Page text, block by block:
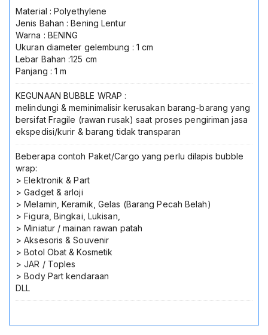
Material : Polyethylene
Jenis Bahan : Bening Lentur
Warna : BENING
Ukuran diameter gelembung : 1 cm
Lebar Bahan :125 cm
Panjang : 1 m
KEGUNAAN BUBBLE WRAP :
melindungi & meminimalisir kerusakan barang-barang yang
bersifat Fragile (rawan rusak) saat proses pengiriman jasa
ekspedisi/kurir & barang tidak transparan
Beberapa contoh Paket/Cargo yang perlu dilapis bubble
wrap:
> Elektronik & Part
> Gadget & arloji
> Melamin, Keramik, Gelas (Barang Pecah Belah)
> Figura, Bingkai, Lukisan,
> Miniatur / mainan rawan patah
> Aksesoris & Souvenir
> Botol Obat & Kosmetik
> JAR / Toples
> Body Part kendaraan
DLL